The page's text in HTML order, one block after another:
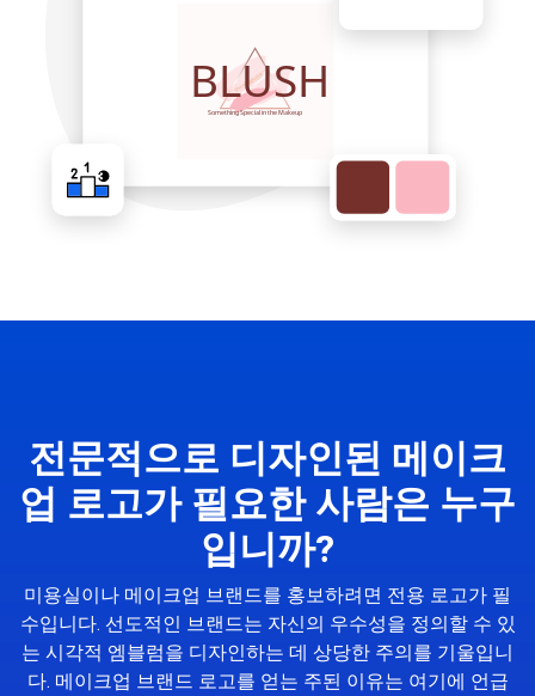
전문적으로 디자인된 메이크
업 로고가 필요한 사람은 누구
입니까?
미용실이나 메이크업 브랜드를 홍보하려면 전용 로고가 필
수입니다. 선도적인 브랜드는 자신의 우수성을 정의할 수 있
는 시각적 엠블럼을 디자인하는 데 상당한 주의를 기울입니
다. 메이크업 브랜드 로고를 얻는 주된 이유는 여기에 언급